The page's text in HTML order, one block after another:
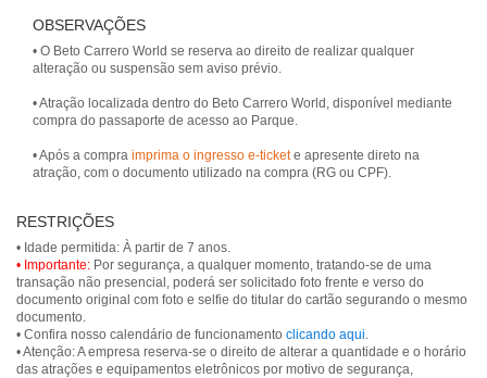
OBSERVAÇÕES
• O Beto Carrero World se reserva ao direito de realizar qualquer
alteração ou suspensão sem aviso prévio.
• Atração localizada dentro do Beto Carrero World, disponível mediante
compra do passaporte de acesso ao Parque.
• Após a compra imprima o ingresso e-tickete apresente direto na
atração, com o documento utilizado na compra (RG ou CPF).
RESTRIÇÕES
• Importante: Por segurança, a qualquer momento, tratando-se de uma
transação não presencial, poderá ser solicitado foto frente e verso do
documento original com foto e selfie do titular do cartão segurando o mesmo
documento.
• Confira nosso calendário de funcionamento clicando aqui.
• Atenção: A empresa reserva-se o direito de alterar a quantidade e o horário
das atrações e equipamentos eletrônicos por motivo de segurança,